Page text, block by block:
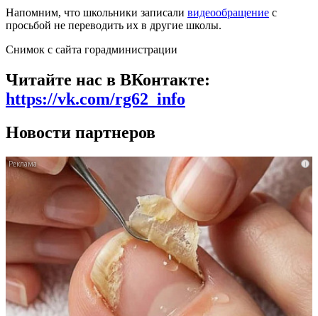
Напомним, что школьники записали видеообращение с
просьбой не переводить их в другие школы.
Снимок с сайта горадминистрации
Читайте нас в ВКонтакте:
https://vk.com/rg62_info
Новости партнеров
i